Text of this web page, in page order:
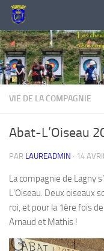
Skip to content
VIE DE LA COMPAGNIE
Abat-L’Oiseau
PAR LAUREADMIN · 14
La compagnie de Lagny
L’Oiseau. Deux oiseaux
roi, et pour la 1ère fois
Arnaud et Mathis !